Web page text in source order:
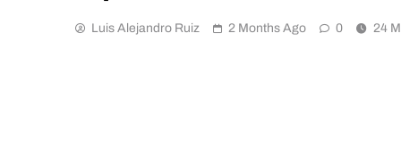
Luis Alejandro Ruiz 2 Months Ago 0 24